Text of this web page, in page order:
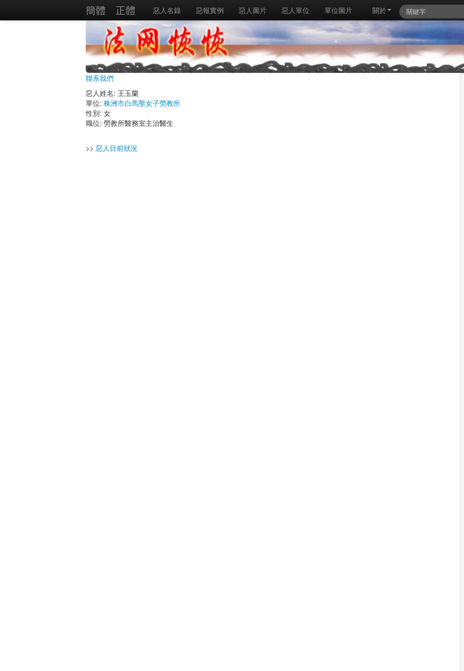
簡體 正體 惡人名錄 惡報實例 惡人圖片 惡人單位 單位圖片 關於
聯系我們
惡人姓名: 王玉蘭
單位: 株洲市白馬壟女子勞教所
性別: 女
職位: 勞教所醫務室主治醫生
>> 惡人目前狀況